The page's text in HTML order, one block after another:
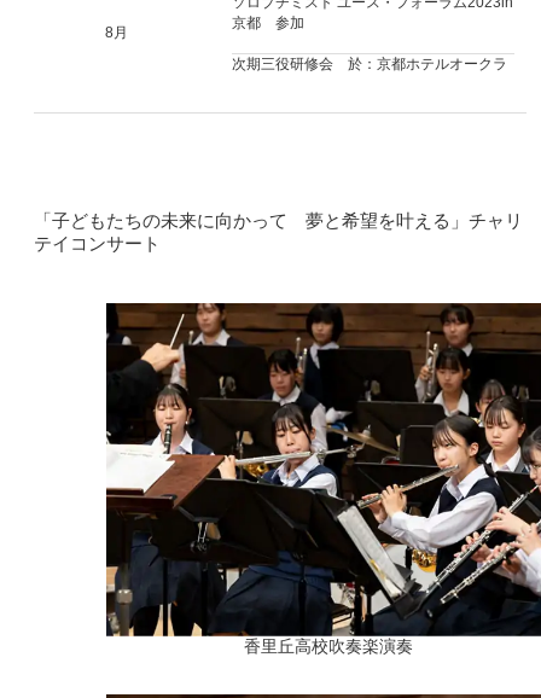
8月
京都 参加
次期三役研修会 於：京都ホテルオークラ
「子どもたちの未来に向かって 夢と希望を叶える」チャリ
テイコンサート
香里丘高校吹奏楽演奏